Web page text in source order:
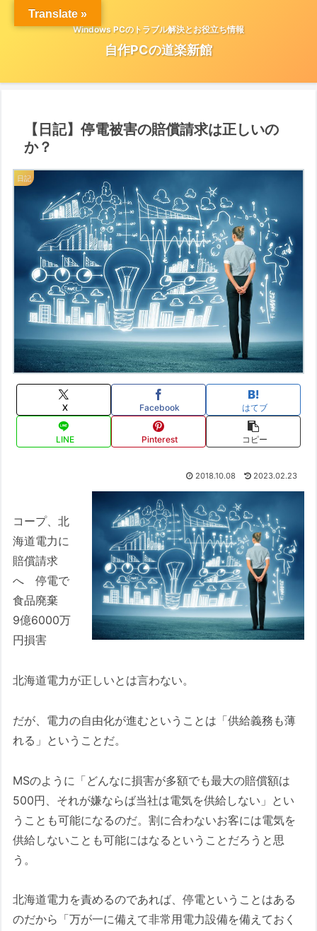
Windows PCのトラブル解決とお役立ち情報
自作PCの道楽新館
【日記】停電被害の賠償請求は正しいの
か？
日記
X Facebook はてブ
LINE Pinterest コピー
2018.10.08 2023.02.23
コープ、北
海道電力に
賠償請求
へ 停電で
食品廃棄
9億6000万
円損害
北海道電力が正しいとは言わない。
だが、電力の自由化が進むということは「供給義務も薄
れる」ということだ。
MSのように「どんなに損害が多額でも最大の賠償額は
500円、それが嫌ならば当社は電気を供給しない」とい
うことも可能になるのだ。割に合わないお客には電気を
供給しないことも可能にはなるということだろうと思
う。
北海道電力を責めるのであれば、停電ということはある
のだから「万が一に備えて非常用電力設備を備えておく
Translate »